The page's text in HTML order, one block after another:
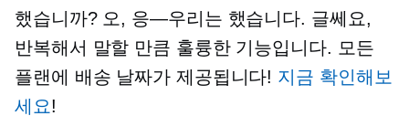
했습니까? 오, 응—우리는 했습니다. 글쎄요,
반복해서 말할 만큼 훌륭한 기능입니다. 모든
플랜에 배송 날짜가 제공됩니다! 지금 확인해보
세요!